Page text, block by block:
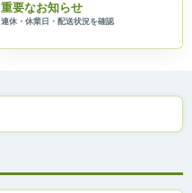
重要なお知らせ